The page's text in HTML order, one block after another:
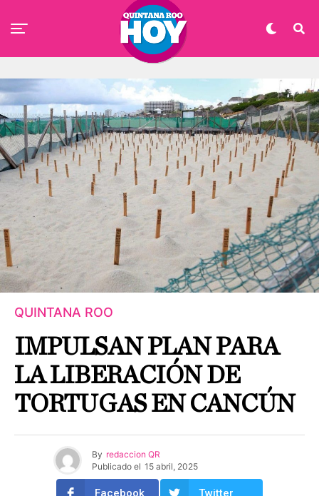
QUINTANA ROO
IMPULSAN PLAN PARA
LA LIBERACIÓN DE
TORTUGAS EN CANCÚN
By redaccion QR
Publicado el 15 abril, 2025
Facebook Twitter